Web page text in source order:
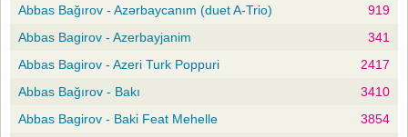
Abbas Bağırov - Azərbaycanım (duet A-Trio)
919
Abbas Bagirov - Azerbayjanim
341
Abbas Bagirov - Azeri Turk Poppuri
2417
Abbas Bağırov - Bakı
3410
Abbas Bagirov - Baki Feat Mehelle
3854